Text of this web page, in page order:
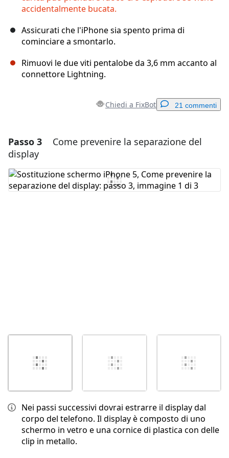
accidentalmente bucata.
Assicurati che l'iPhone sia spento prima di
cominciare a smontarlo.
Rimuovi le due viti pentalobe da 3,6 mm accanto al
connettore Lightning.
Chiedi a FixBot 21 commenti
Aggiungi un commento
Aggiungi Commento
Passo 3
Come prevenire la separazione del
display
Nei passi successivi dovrai estrarre il display dal
corpo del telefono. Il display è composto di uno
schermo in vetro e una cornice di plastica con delle
clip in metallo.